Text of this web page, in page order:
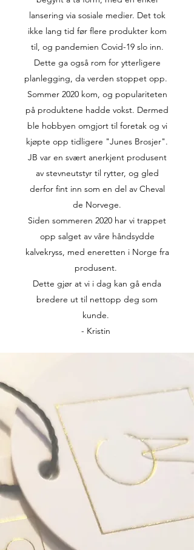
lansering via sosiale medier. Det tok
ikke lang tid før flere produkter kom
til, og pandemien Covid-19 slo inn.
Dette ga også rom for ytterligere
planlegging, da verden stoppet opp.
Sommer 2020 kom, og populariteten
på produktene hadde vokst. Dermed
ble hobbyen omgjort til foretak og vi
kjøpte opp tidligere "Junes Brosjer".
JB var en svært anerkjent produsent
av stevneutstyr til rytter, og gled
derfor fint inn som en del av Cheval
de Norvege.
Siden sommeren 2020 har vi trappet
opp salget av våre håndsydde
kalvekryss, med eneretten i Norge fra
produsent.
Dette gjør at vi i dag kan gå enda
bredere ut til nettopp deg som
kunde.
- Kristin